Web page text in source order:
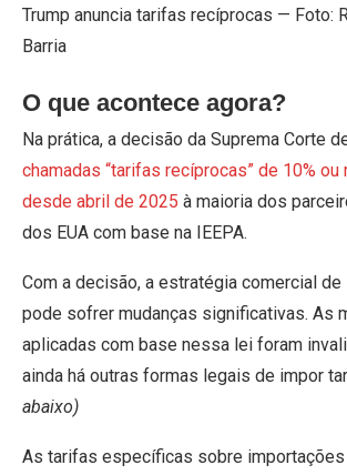
Trump anuncia tarifas recíprocas — Foto:
Barria
O que acontece agora?
Na prática, a decisão da Suprema Corte
chamadas “tarifas recíprocas” de 10% ou
desde abril de 2025 à maioria dos
dos EUA com base na IEEPA.
Com a decisão, a estratégia comercial de
pode sofrer mudanças significativas. As
aplicadas com base nessa lei foram
ainda há outras formas legais de impor
abaixo)
As tarifas específicas sobre importações